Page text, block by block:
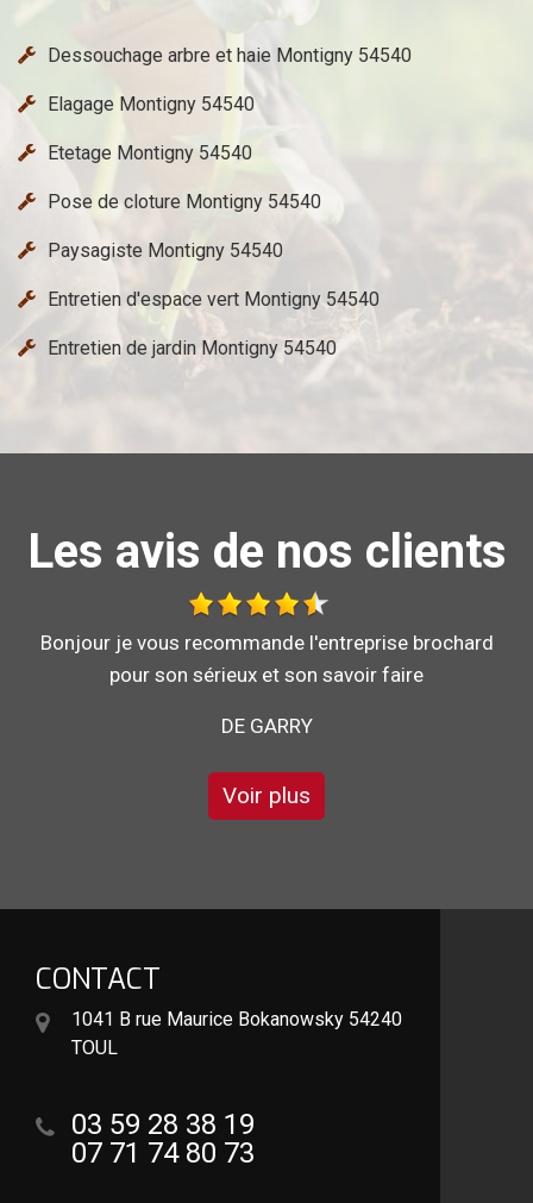
Dessouchage arbre et haie Montigny 54540
Elagage Montigny 54540
Etetage Montigny 54540
Pose de cloture Montigny 54540
Paysagiste Montigny 54540
Entretien d'espace vert Montigny 54540
Entretien de jardin Montigny 54540
Les avis de nos clients
Bonjour je vous recommande l'entreprise brochard
Voir plus
CONTACT
1041 B rue Maurice Bokanowsky 54240
TOUL
03 59 28 38 19
07 71 74 80 73